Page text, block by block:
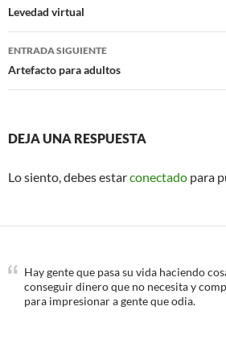
de
entradas
Levedad virtual
ENTRADA SIGUIENTE
Artefacto para adultos
DEJA UNA RESPUESTA
Lo siento, debes estarconectado para
Hay gente que pasa su vida haciendo
conseguir dinero que no necesita y
para impresionar a gente que odia.